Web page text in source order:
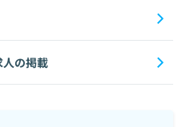
人の掲載